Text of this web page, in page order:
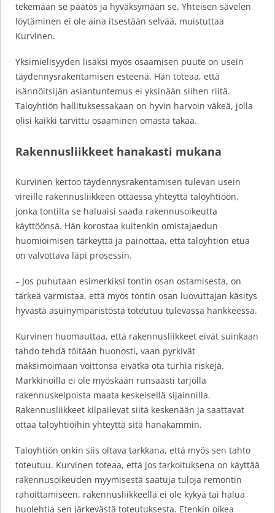
tekemään se päätös ja hyväksymään se. Yhteisen sävelen
löytäminen ei ole aina itsestään selvää, muistuttaa
Kurvinen.
Yksimielisyyden lisäksi myös osaamisen puute on usein
täydennysrakentamisen esteenä. Hän toteaa, että
isännöitsijän asiantuntemus ei yksinään siihen riitä.
Taloyhtiön hallituksessakaan on hyvin harvoin väkeä, jolla
olisi kaikki tarvittu osaaminen omasta takaa.
Rakennusliikkeet hanakasti mukana
Kurvinen kertoo täydennysrakentamisen tulevan usein
vireille rakennusliikkeen ottaessa yhteyttä taloyhtiöön,
jonka tontilta se haluaisi saada rakennusoikeutta
käyttöönsä. Hän korostaa kuitenkin omistajaedun
huomioimisen tärkeyttä ja painottaa, että taloyhtiön etua
on valvottava läpi prosessin.
– Jos puhutaan esimerkiksi tontin osan ostamisesta, on
tärkeä varmistaa, että myös tontin osan luovuttajan käsitys
hyvästä asuinympäristöstä toteutuu tulevassa hankkeessa.
Kurvinen huomauttaa, että rakennusliikkeet eivät suinkaan
tahdo tehdä töitään huonosti, vaan pyrkivät
maksimoimaan voittonsa eivätkä ota turhia riskejä.
Markkinoilla ei ole myöskään runsaasti tarjolla
rakennuskelpoista maata keskeisellä sijainnilla.
Rakennusliikkeet kilpailevat siitä keskenään ja saattavat
ottaa taloyhtiöihin yhteyttä sitä hanakammin.
Taloyhtiön onkin siis oltava tarkkana, että myös sen tahto
toteutuu. Kurvinen toteaa, että jos tarkoituksena on käyttää
rakennusoikeuden myymisestä saatuja tuloja remontin
rahoittamiseen, rakennusliikkeellä ei ole kykyä tai halua
huolehtia sen järkevästä toteutuksesta. Etenkin oikea